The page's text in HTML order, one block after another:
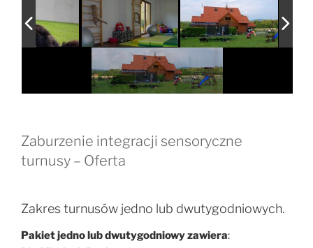
Zaburzenie integracji sensoryczne
turnusy – Oferta
Zakres turnusów jedno lub dwutygodniowych.
Pakiet jedno lub dwutygodniowy zawiera: